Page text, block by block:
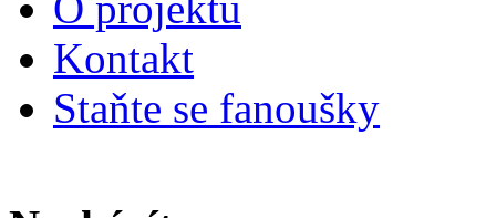
Kontakt
Staňte se fanoušky